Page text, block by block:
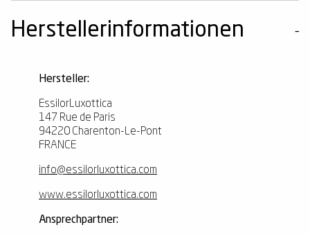
Herstellerinformationen
Hersteller:
EssilorLuxottica
147 Rue de Paris
94220 Charenton-Le-Pont
FRANCE
info@essilorluxottica.com
www.essilorluxottica.com
Ansprechpartner: